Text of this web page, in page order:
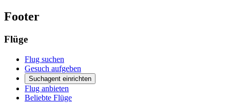
Footer
Flüge
Flug suchen
Gesuch aufgeben
Suchagent einrichten
Flug anbieten
Beliebte Flüge